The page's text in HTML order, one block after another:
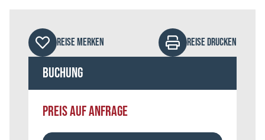
REISE MERKEN REISE DRUCKEN
Buchung
PREIS AUF ANFRAGE